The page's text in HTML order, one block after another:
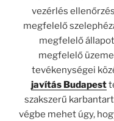
vezérlés
megfelelő
megfelelő
megfelelő
tevékenységei
javítás Budapest
szakszerű
végbe mehet úgy,